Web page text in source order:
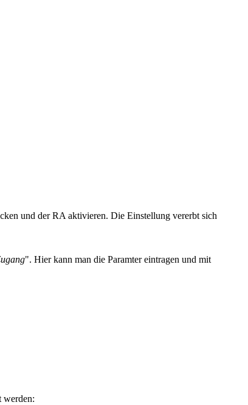
und der RA aktivieren. Die Einstellung vererbt sich
". Hier kann man die Paramter eintragen und mit
werden: